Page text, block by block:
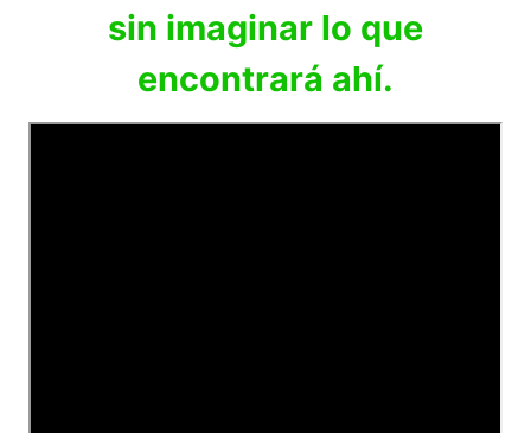
sin imaginar lo que
encontrará ahí.